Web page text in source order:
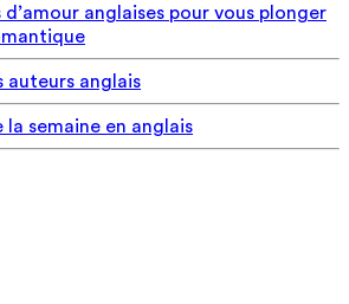
anglaises pour vous plonger
auteurs anglais
semaine en anglais